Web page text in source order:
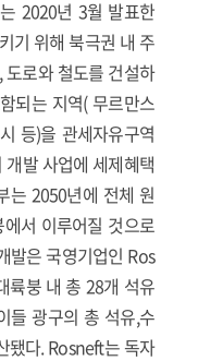
2020년 3월 발표한
기 위해 북극권 내 주
로와 철도를 건설하
되는 지역( 무르만스
등)을 관세자유구역
발 사업에 세제혜택
는 2050년에 전체 원
서 이루어질 것으로
발은 국영기업인 Ros
륙붕 내 총 28개 석유
들 광구의 총 석유,수
됐다. Rosneft는 독자